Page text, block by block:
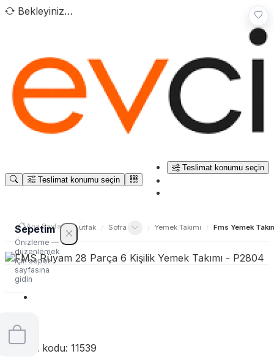
Bekleyiniz…
Teslimat konumu seçin
Teslimat konumu seçin
Sepetim
Önizleme —
düzenlemek
için sepet
sayfasına
gidin
Ana Sayfa /
Ev Yaşam / Sofra & Mutfak / Sofra / Yemek Takımı / Fms Yemek
Ürün kodu: 11539